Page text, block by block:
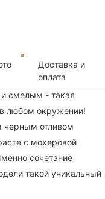
Доставка и
оплата
смелым - такая
любом окружении!
черным отливом
с мохеровой
сочетание
такой уникальный